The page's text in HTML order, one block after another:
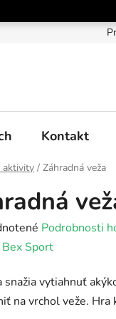
Kontakt
aktivity / Záhradná veža
Podrobnosti
Bex Sport
snažia vytiahnuť
na vrchol veže. Hra